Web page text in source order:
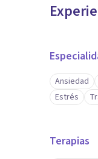
Ansiedad
Estrés
Terapias